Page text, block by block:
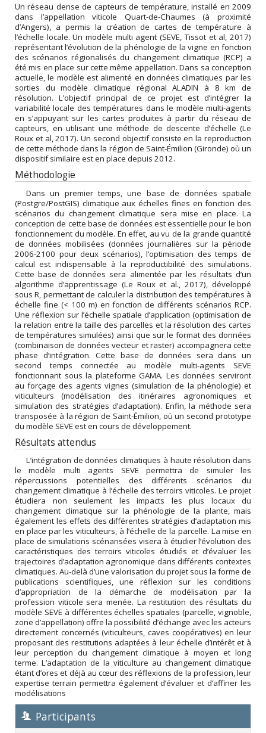
Un réseau dense de capteurs de température, installé en 2009
dans l’appellation viticole Quart-de-Chaumes (à proximité
d’Angers), a permis la création de cartes de température à
l’échelle locale. Un modèle multi agent (SEVE, Tissot et al, 2017)
représentant l’évolution de la phénologie de la vigne en fonction
des scénarios régionalisés du changement climatique (RCP) a
été mis en place sur cette même appellation. Dans sa conception
actuelle, le modèle est alimenté en données climatiques par les
sorties du modèle climatique régional ALADIN à 8 km de
résolution. L’objectif principal de ce projet est d’intégrer la
variabilité locale des températures dans le modèle multi-agents
en s’appuyant sur les cartes produites à partir du réseau de
capteurs, en utilisant une méthode de descente d’échelle (Le
Roux et al, 2017). Un second objectif consiste en la reproduction
de cette méthode dans la région de Saint-Émilion (Gironde) où un
dispositif similaire est en place depuis 2012.
Méthodologie
Dans un premier temps, une base de données spatiale
(Postgre/PostGIS) climatique aux échelles fines en fonction des
scénarios du changement climatique sera mise en place. La
conception de cette base de données est essentielle pour le bon
fonctionnement du modèle. En effet, au vu de la grande quantité
de données mobilisées (données journalières sur la période
2006-2100 pour deux scénarios), l’optimisation des temps de
calcul est indispensable à la reproductibilité des simulations.
Cette base de données sera alimentée par les résultats d’un
algorithme d’apprentissage (Le Roux et al., 2017), développé
sous R, permettant de calculer la distribution des températures à
échelle fine (< 100 m) en fonction de différents scénarios RCP.
Une réflexion sur l’échelle spatiale d’application (optimisation de
la relation entre la taille des parcelles et la résolution des cartes
de températures simulées) ainsi que sur le format des données
(combinaison de données vecteur et raster) accompagnera cette
phase d’intégration. Cette base de données sera dans un
second temps connectée au modèle multi-agents SEVE
fonctionnant sous la plateforme GAMA. Les données serviront
au forçage des agents vignes (simulation de la phénologie) et
viticulteurs (modélisation des itinéraires agronomiques et
simulation des stratégies d’adaptation). Enfin, la méthode sera
transposée à la région de Saint-Émilion, où un second prototype
du modèle SEVE est en cours de développement.
Résultats attendus
L’intégration de données climatiques à haute résolution dans
le modèle multi agents SEVE permettra de simuler les
répercussions potentielles des différents scénarios du
changement climatique à l’échelle des terroirs viticoles. Le projet
étudiera non seulement les impacts les plus locaux du
changement climatique sur la phénologie de la plante, mais
également les effets des différentes stratégies d’adaptation mis
en place par les viticulteurs, à l’échelle de la parcelle. La mise en
place de simulations scénarisées visera à étudier l’évolution des
caractéristiques des terroirs viticoles étudiés et d’évaluer les
trajectoires d’adaptation agronomique dans différents contextes
climatiques. Au-delà d’une valorisation du projet sous la forme de
publications scientifiques, une réflexion sur les conditions
d’appropriation de la démarche de modélisation par la
profession viticole sera menée. La restitution des résultats du
modèle SEVE à différentes échelles spatiales (parcelle, vignoble,
zone d’appellation) offre la possibilité d’échange avec les acteurs
directement concernés (viticulteurs, caves coopératives) en leur
proposant des restitutions adaptées à leur échelle d’intérêt et à
leur perception du changement climatique à moyen et long
terme. L’adaptation de la viticulture au changement climatique
étant d’ores et déjà au cœur des réflexions de la profession, leur
expertise terrain permettra également d’évaluer et d’affiner les
modélisations
Participants